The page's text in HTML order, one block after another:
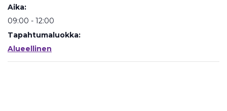
Aika:
09:00 - 12:00
Tapahtumaluokka:
Alueellinen